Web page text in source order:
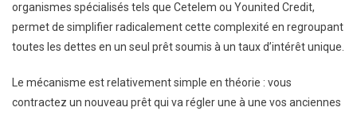
organismes spécialisés tels que Cetelem ou Younited Credit,
permet de simplifier radicalement cette complexité en regroupant
toutes les dettes en un seul prêt soumis à un taux d’intérêt unique.
Le mécanisme est relativement simple en théorie : vous
contractez un nouveau prêt qui va régler une à une vos anciennes